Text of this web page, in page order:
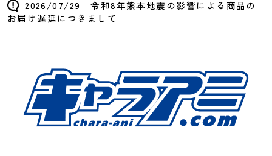
2026/07/29 令和8年熊本地震の影響による商品の
お届け遅延につきまして